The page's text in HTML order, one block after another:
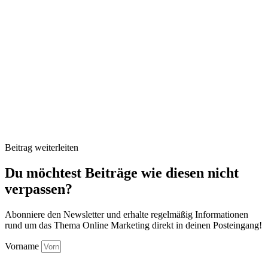
Beitrag weiterleiten
Du möchtest Beiträge wie diesen nicht
verpassen?
Abonniere den Newsletter und erhalte regelmäßig Informationen
rund um das Thema Online Marketing direkt in deinen Posteingang!
Vorname